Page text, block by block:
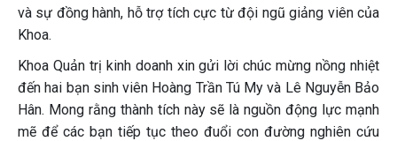
và sự đồng hành, hỗ trợ tích cực từ đội ngũ giảng viên của
Khoa.
Khoa Quản trị kinh doanh xin gửi lời chúc mừng nồng nhiệt
đến hai bạn sinh viên Hoàng Trần Tú My và Lê Nguyễn Bảo
Hân. Mong rằng thành tích này sẽ là nguồn động lực mạnh
mẽ để các bạn tiếp tục theo đuổi con đường nghiên cứu